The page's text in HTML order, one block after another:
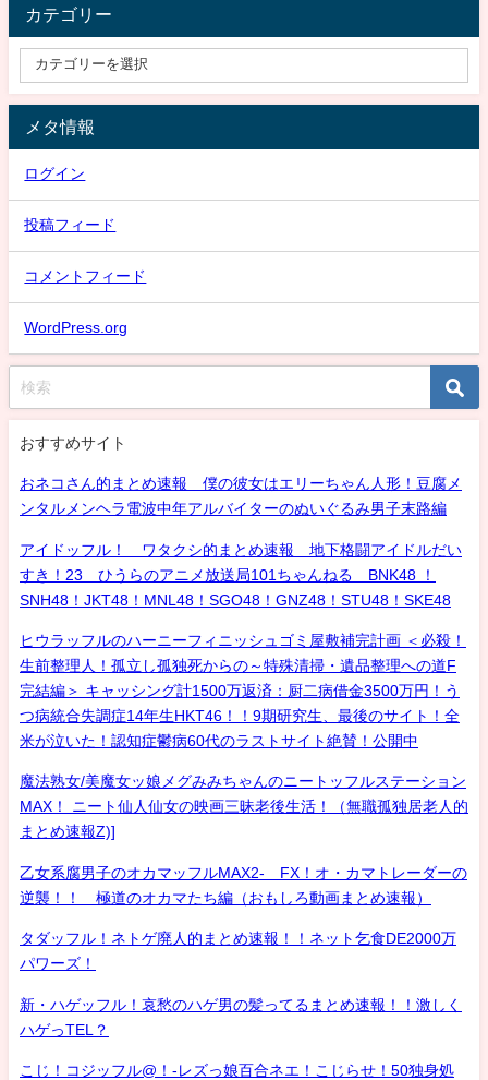
カテゴリー
メタ情報
ログイン
投稿フィード
コメントフィード
WordPress.org
おすすめサイト
おネコさん的まとめ速報 僕の彼女はエリーちゃん人形！豆腐メ
ンタルメンヘラ電波中年アルバイターのぬいぐるみ男子末路編
アイドッフル！ ワタクシ的まとめ速報 地下格闘アイドルだい
すき！23 ひうらのアニメ放送局101ちゃんねる BNK48 ！
SNH48！JKT48！MNL48！SGO48！GNZ48！STU48！SKE48
ヒウラッフルのハーニーフィニッシュゴミ屋敷補完計画 ＜必殺！
生前整理人！孤立し孤独死からの～特殊清掃・遺品整理への道F
完結編＞ キャッシング計1500万返済：厨二病借金3500万円！う
つ病統合失調症14年生HKT46！！9期研究生、最後のサイト！全
米が泣いた！認知症鬱病60代のラストサイト絶賛！公開中
魔法熟女/美魔女ッ娘メグみみちゃんのニートッフルステーション
MAX！ ニート仙人仙女の映画三昧老後生活！（無職孤独居老人的
まとめ速報Z)]
乙女系腐男子のオカマッフルMAX2- FX！オ・カマトレーダーの
逆襲！！ 極道のオカマたち編（おもしろ動画まとめ速報）
タダッフル！ネトゲ廃人的まとめ速報！！ネット乞食DE2000万
パワーズ！
新・ハゲッフル！哀愁のハゲ男の髪ってるまとめ速報！！激しく
ハゲっTEL？
こじ！コジッフル@！-レズっ娘百合ネエ！こじらせ！50独身処